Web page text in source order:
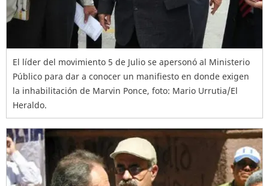
El líder del movimiento 5 de Julio se apersonó al Ministerio
Público para dar a conocer un manifiesto en donde exigen
la inhabilitación de Marvin Ponce, foto: Mario Urrutia/El
Heraldo.